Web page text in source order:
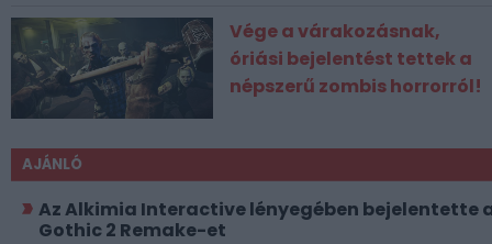
Vége a várakozásnak,
óriási bejelentést tettek a
népszerű zombis horrorról!
AJÁNLÓ
Az Alkimia Interactive lényegében bejelentette
Gothic 2 Remake-et